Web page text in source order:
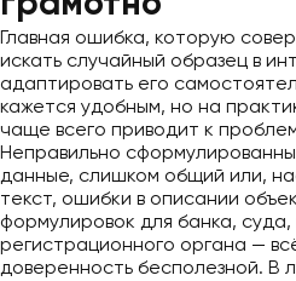
Главная ошибка, которую
искать случайный образец в
адаптировать его
кажется удобным, но на
чаще всего приводит к
Неправильно
данные, слишком общий или,
текст, ошибки в описании
формулировок для банка,
регистрационного органа —
доверенность бесполезной. В